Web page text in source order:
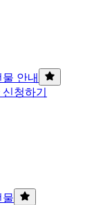
안내
청하기
물